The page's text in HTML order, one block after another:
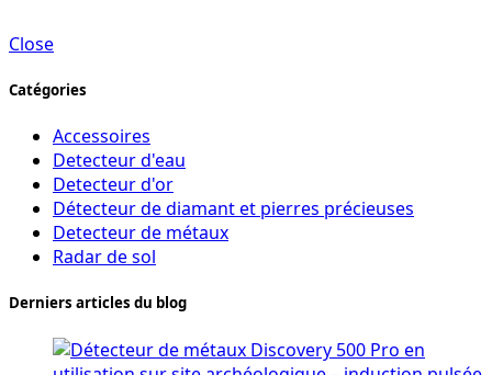
Close
Catégories
Accessoires
Detecteur d'eau
Detecteur d'or
Détecteur de diamant et pierres précieuses
Detecteur de métaux
Radar de sol
Derniers articles du blog